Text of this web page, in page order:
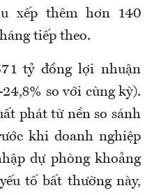
xếp thêm hơn 140
tiếp theo.
tỷ đồng lợi nhuận
so với cùng kỳ).
phát từ nền so sánh
khi doanh nghiệp
dự phòng khoảng
tố bất thường này,